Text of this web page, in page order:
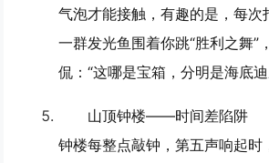
气泡才能接触，有趣的是，每次
一群发光鱼围着你跳“胜利之舞”
侃：“这哪是宝箱，分明是海底
山顶钟楼——时间差陷阱
钟楼每整点敲钟，第五声响起时